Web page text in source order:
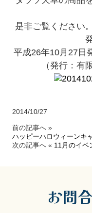
是非ご覧ください
平成26年10月27日
（発行：有
2014/10/27
前の記事へ »
ハッピーハロウィーンキ
次の記事へ « 11月のイベ
お問